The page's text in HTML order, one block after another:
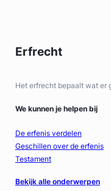
Erfrecht
Het erfrecht bepaalt wat er
We kunnen je helpen bij
De erfenis verdelen
Geschillen over de erfenis
Testament
Bekijk alle onderwerpen